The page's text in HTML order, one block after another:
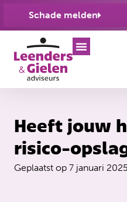
Schade melden
Heeft jouw
risico-
Geplaatst op 7 januari 2025